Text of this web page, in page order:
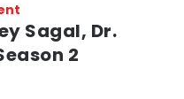
Sagal, Dr.
2